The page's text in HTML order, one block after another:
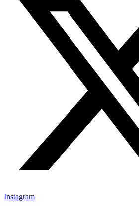
Instagram